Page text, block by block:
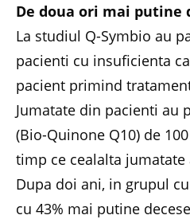
De doua ori mai putine
La studiul Q-Symbio au
pacienti cu insuficienta
pacient primind
Jumatate din pacienti au
(Bio-Quinone Q10) de
timp ce cealalta
Dupa doi ani, in grupul
cu 43% mai putine